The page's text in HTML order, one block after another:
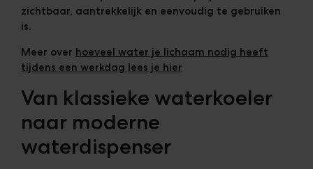
zichtbaar, aantrekkelijk en eenvoudig te gebruiken
is.
Meer over hoeveel water je lichaam nodig heeft
tijdens een werkdag lees je hier
Van klassieke waterkoeler
naar moderne
waterdispenser